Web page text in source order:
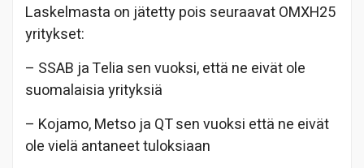
Laskelmasta on jätetty pois seuraavat OMXH25
yritykset:
– SSAB ja Telia sen vuoksi, että ne eivät ole
suomalaisia yrityksiä
– Kojamo, Metso ja QT sen vuoksi että ne eivät
ole vielä antaneet tuloksiaan